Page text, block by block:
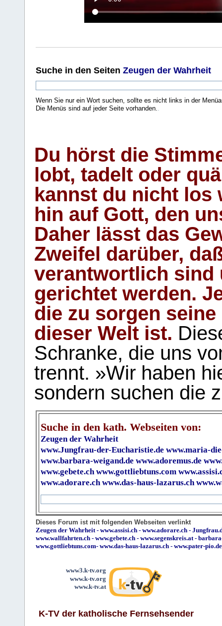
Suche in den Seiten Zeugen der Wahrheit
Wenn Sie nur ein Wort suchen, sollte es nicht links in der
Die Menüs sind auf jeder Seite vorhanden.
Du hörst die
lobt, tadelt oder
kannst du nicht los
hin auf Gott, den
Daher lässt das
Zweifel darüber,
verantwortlich sind
gerichtet werden.
die zu sorgen
dieser Welt ist.
Schranke, die uns
trennt. »Wir haben
sondern suchen die
Suche in den kath. Webseiten von:
Zeugen der Wahrheit
www.Jungfrau-der-Eucharistie.de www.maria-
www.barbara-weigand.de www.adoremus.de
www.gebete.ch www.gottliebtuns.com
www.adorare.ch www.das-haus-lazarus.ch
Dieses Forum ist mit folgenden Webseiten verlinkt
Zeugen der Wahrheit - www.assisi.ch - www.adorare.ch -
www.wallfahrten.ch - www.gebete.ch - www.segenskreis.at -
www.gottliebtuns.com- www.das-haus-lazarus.ch - www.pater-pio.de
www3.k-tv.org
www.k-tv.org
www.k-tv.at
K-TV der katholische Fernsehsender